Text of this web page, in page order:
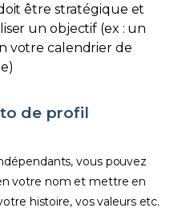
être stratégique et
un objectif (ex : un
votre calendrier de
de profil
vous pouvez
votre nom et mettre en
histoire, vos valeurs etc.